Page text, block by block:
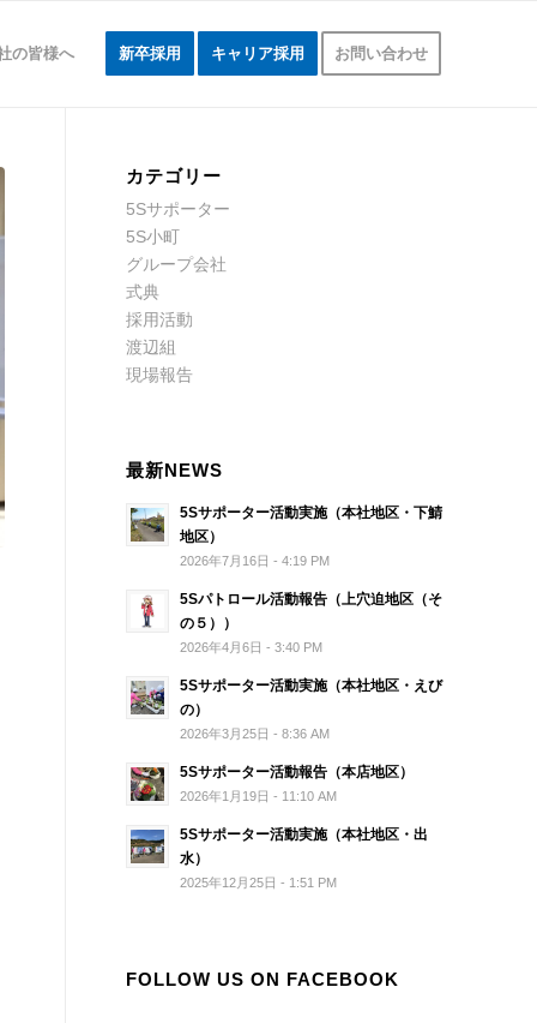
の皆様へ 新卒採用 キャリア採用 お問い合わせ
カテゴリー
5Sサポーター
5S小町
グループ会社
式典
採用活動
渡辺組
現場報告
最新NEWS
5Sサポーター活動実施（本社地区・下鯖
地区）
2026年7月16日 - 4:19 PM
5Sパトロール活動報告（上穴迫地区（そ
の５））
2026年4月6日 - 3:40 PM
5Sサポーター活動実施（本社地区・えび
の）
2026年3月25日 - 8:36 AM
5Sサポーター活動報告（本店地区）
2026年1月19日 - 11:10 AM
5Sサポーター活動実施（本社地区・出
水）
2025年12月25日 - 1:51 PM
FOLLOW US ON FACEBOOK